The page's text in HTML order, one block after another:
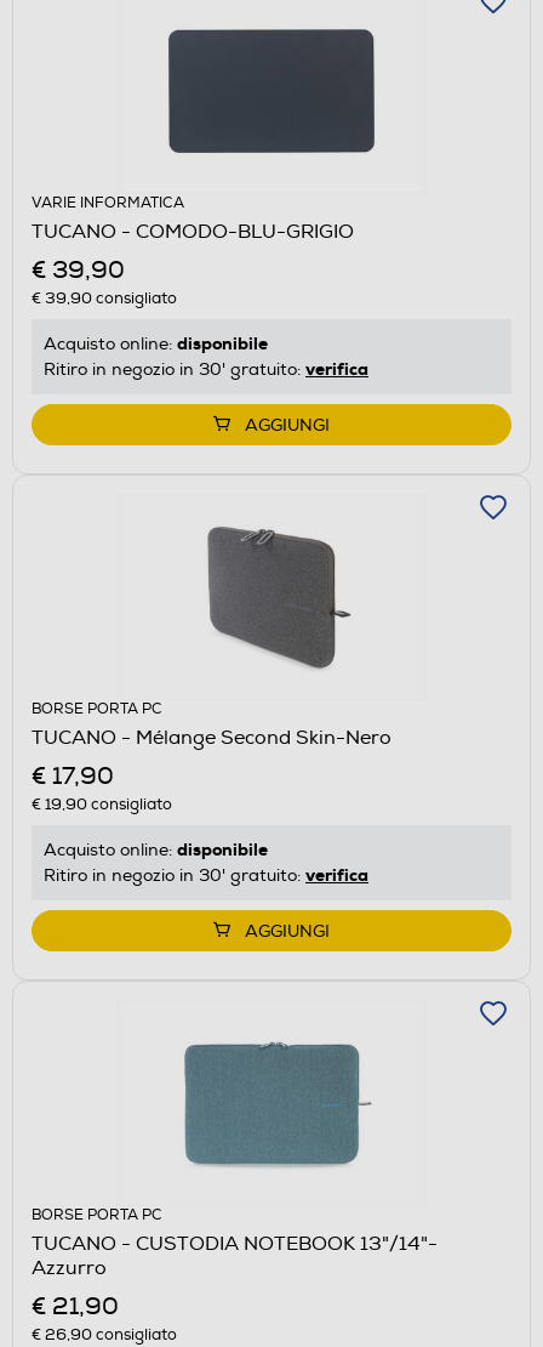
VARIE INFORMATICA
TUCANO - COMODO-BLU-GRIGIO
€ 39,90
€ 39,90consigliato
Acquisto online: disponibile
Ritiro in negozio in 30' gratuito: verifica
AGGIUNGI
BORSE PORTA PC
TUCANO - Mélange Second Skin-Nero
€ 17,90
€ 19,90consigliato
Acquisto online: disponibile
Ritiro in negozio in 30' gratuito: verifica
AGGIUNGI
BORSE PORTA PC
TUCANO - CUSTODIA NOTEBOOK 13"/14"-
Azzurro
€ 21,90
€ 26,90consigliato